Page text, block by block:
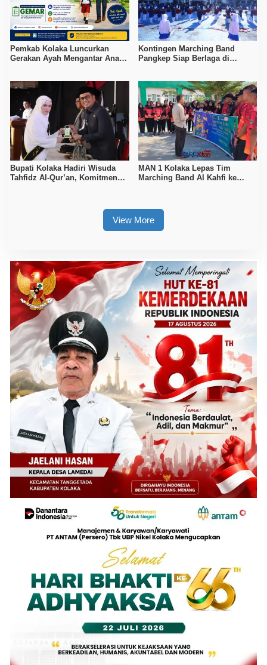
Pemkab Kolaka Luncurkan
Gerakan Ayah Mengantar Anak
Kontingen Marching Band
Pangkep Siap Berlaga di
Bupati Kolaka Hadiri Wisuda
Tahfidz Al-Qur’an, Komitmen
MAN 1 Kolaka Lepas Tim
Marching Band Al Kahfi ke
View More